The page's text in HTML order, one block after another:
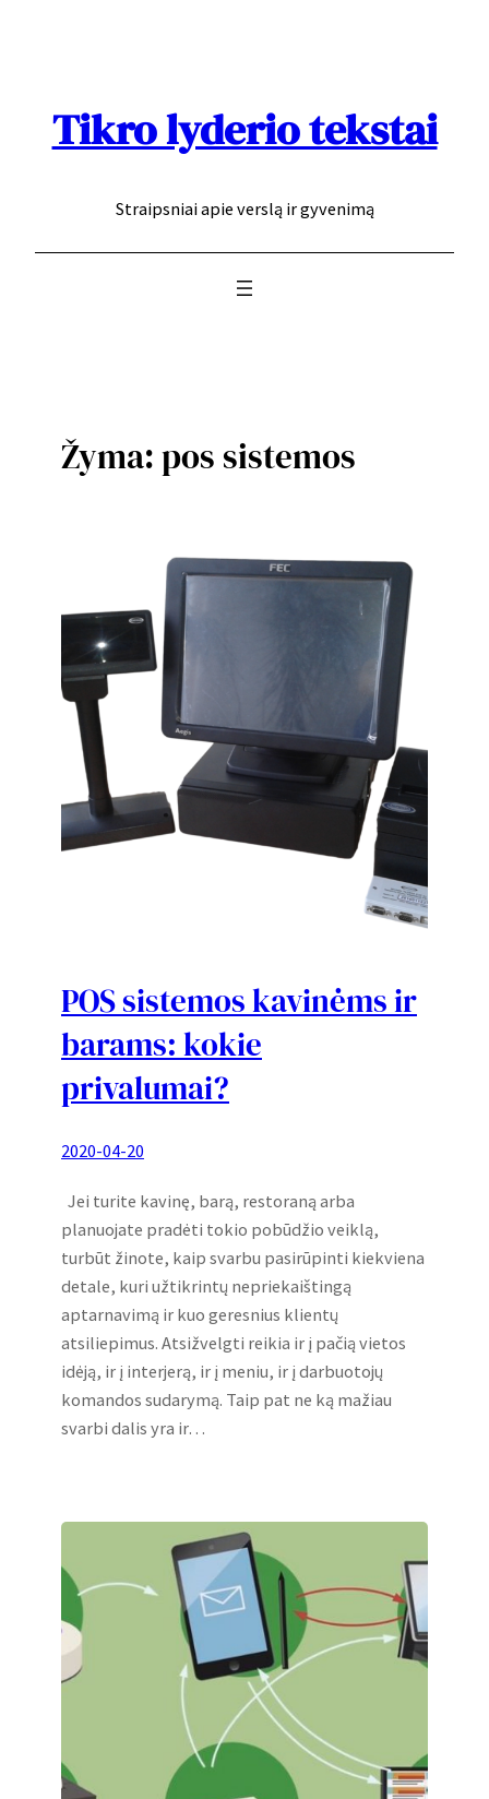
Tikro lyderio tekstai
Straipsniai apie verslą ir gyvenimą
Žyma:pos sistemos
POS sistemos kavinėms ir
barams: kokie
privalumai?
2020-04-20
Jei turite kavinę, barą, restoraną arba
planuojate pradėti tokio pobūdžio veiklą,
turbūt žinote, kaip svarbu pasirūpinti kiekviena
detale, kuri užtikrintų nepriekaištingą
aptarnavimą ir kuo geresnius klientų
atsiliepimus. Atsižvelgti reikia ir į pačią vietos
idėją, ir į interjerą, ir į meniu, ir į darbuotojų
komandos sudarymą. Taip pat ne ką mažiau
svarbi dalis yra ir…